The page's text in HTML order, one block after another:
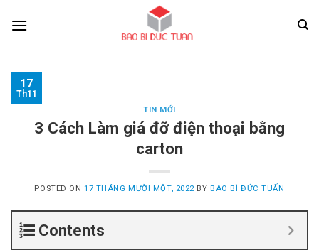
17
Th11
TIN MỚI
3 Cách Làm giá đỡ điện thoại bằng
carton
POSTED ON17 THÁNG MƯỜI MỘT, 2022 BYBAO BÌ ĐỨC TUẤN
Contents